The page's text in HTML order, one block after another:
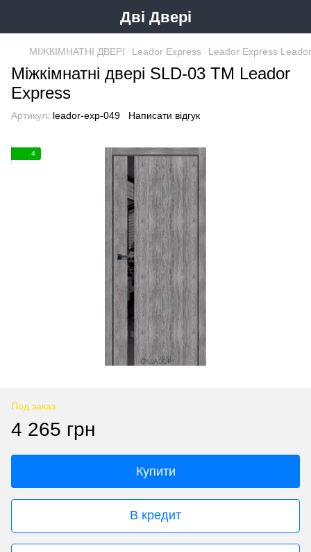
Дві Двері
МІЖКІМНАТНІ ДВЕРІ Leador Express Leador Express
Міжкімнатні двері SLD-03 ТМ Leador
Express
Артикул: leador-exp-049 Написати відгук
4
Под заказ
4 265 грн
Купити
В кредит